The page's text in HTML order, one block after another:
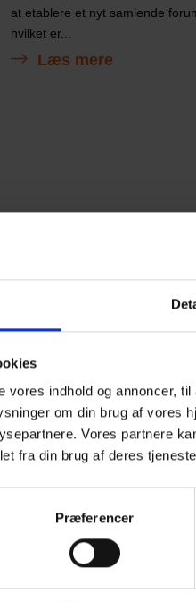
vores indhold og annoncer,
om din brug af vores
Vores partnere
fra din brug af deres
Præferencer
at etablere et nyt samlende
hvilket er...
Læs mere
3000 personer
Au2parts
Med over 140 engagerede
Læs mere